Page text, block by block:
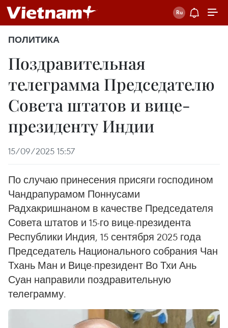
ПОЛИТИКА
Поздравительная
телеграмма Председателю
Совета штатов и вице-
президенту Индии
15/09/2025 15:57
По случаю принесения присяги господином
Чандрапурамом Поннусами
Радхакришнаном в качестве Председателя
Совета штатов и 15-го вице-президента
Республики Индия, 15 сентября 2025 года
Председатель Национального собрания Чан
Тхань Ман и Вице-президент Во Тхи Ань
Суан направили поздравительную
телеграмму.